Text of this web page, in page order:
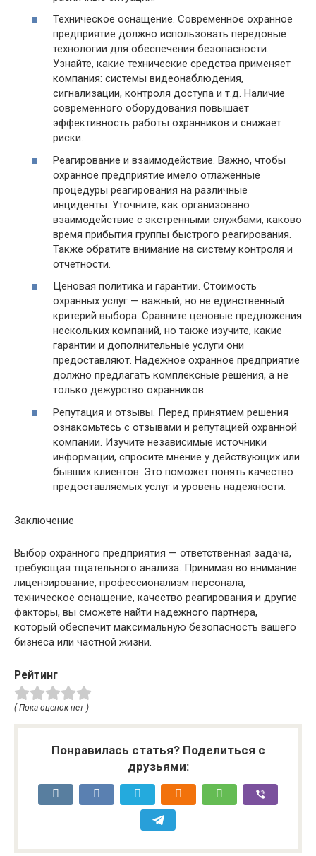
Техническое оснащение. Современное охранное
предприятие должно использовать передовые
технологии для обеспечения безопасности.
Узнайте, какие технические средства применяет
компания: системы видеонаблюдения,
сигнализации, контроля доступа и т.д. Наличие
современного оборудования повышает
эффективность работы охранников и снижает
риски.
Реагирование и взаимодействие. Важно, чтобы
охранное предприятие имело отлаженные
процедуры реагирования на различные
инциденты. Уточните, как организовано
взаимодействие с экстренными службами, каково
время прибытия группы быстрого реагирования.
Также обратите внимание на систему контроля и
отчетности.
Ценовая политика и гарантии. Стоимость
охранных услуг — важный, но не единственный
критерий выбора. Сравните ценовые предложения
нескольких компаний, но также изучите, какие
гарантии и дополнительные услуги они
предоставляют. Надежное охранное предприятие
должно предлагать комплексные решения, а не
только дежурство охранников.
Репутация и отзывы. Перед принятием решения
ознакомьтесь с отзывами и репутацией охранной
компании. Изучите независимые источники
информации, спросите мнение у действующих или
бывших клиентов. Это поможет понять качество
предоставляемых услуг и уровень надежности.
Заключение
Выбор охранного предприятия — ответственная задача,
требующая тщательного анализа. Принимая во внимание
лицензирование, профессионализм персонала,
техническое оснащение, качество реагирования и другие
факторы, вы сможете найти надежного партнера,
который обеспечит максимальную безопасность вашего
бизнеса или частной жизни.
Рейтинг
( Пока оценок нет )
Понравилась статья? Поделиться с
друзьями: